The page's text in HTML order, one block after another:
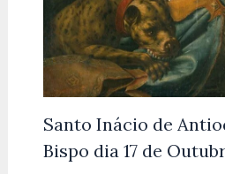
Santo Inácio de
Bispo dia 17 de